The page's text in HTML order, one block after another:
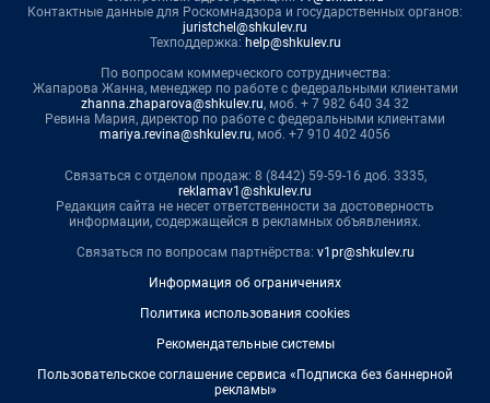
Контактные данные для Роскомнадзора и государственных органов:
juristchel@shkulev.ru
Техподдержка: help@shkulev.ru
По вопросам коммерческого сотрудничества:
Жапарова Жанна, менеджер по работе с федеральными клиентами
zhanna.zhaparova@shkulev.ru, моб. + 7 982 640 34 32
Ревина Мария, директор по работе с федеральными клиентами
mariya.revina@shkulev.ru, моб. +7 910 402 4056
Связаться с отделом продаж: 8 (8442) 59-59-16 доб. 3335,
reklamav1@shkulev.ru
Редакция сайта не несет ответственности за достоверность
информации, содержащейся в рекламных объявлениях.
Связаться по вопросам партнёрства: v1pr@shkulev.ru
Информация об ограничениях
Политика использования cookies
Рекомендательные системы
Пользовательское соглашение сервиса «Подписка без баннерной
рекламы»